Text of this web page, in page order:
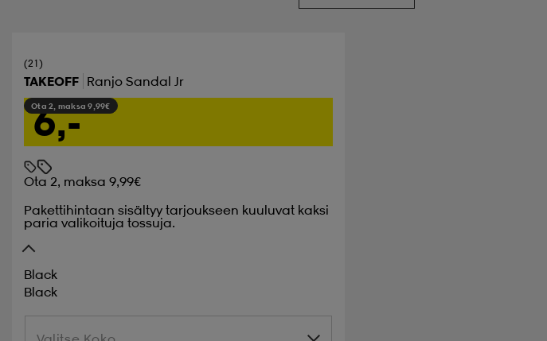
(21)
TAKEOFF Ranjo Sandal Jr
Ota 2, maksa 9,99€
6,-
Ota 2, maksa 9,99€
Pakettihintaan sisältyy tarjoukseen kuuluvat kaksi
paria valikoituja tossuja.
Black
Black